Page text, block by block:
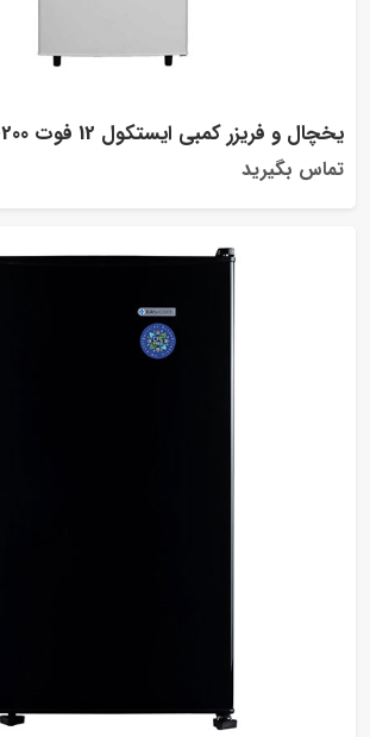
یخچال و فریزر کمبی ایستکول 12 فوت TM-679-200
تماس بگیرید